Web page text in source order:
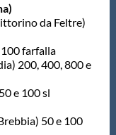
da Feltre)
farfalla
200, 400, 800 e
e 100 sl
50 e 100